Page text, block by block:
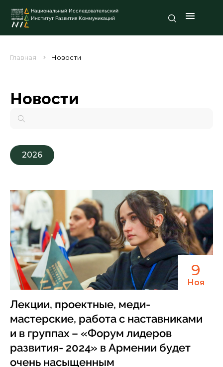
Национальный Исследовательский
Институт Развития Коммуникаций
Главная Новости
Новости
2026
9
Ноя
Лекции, проектные, меди-
мастерские, работа с наставниками
и в группах – «Форум лидеров
развития- 2024» в Армении будет
очень насыщенным